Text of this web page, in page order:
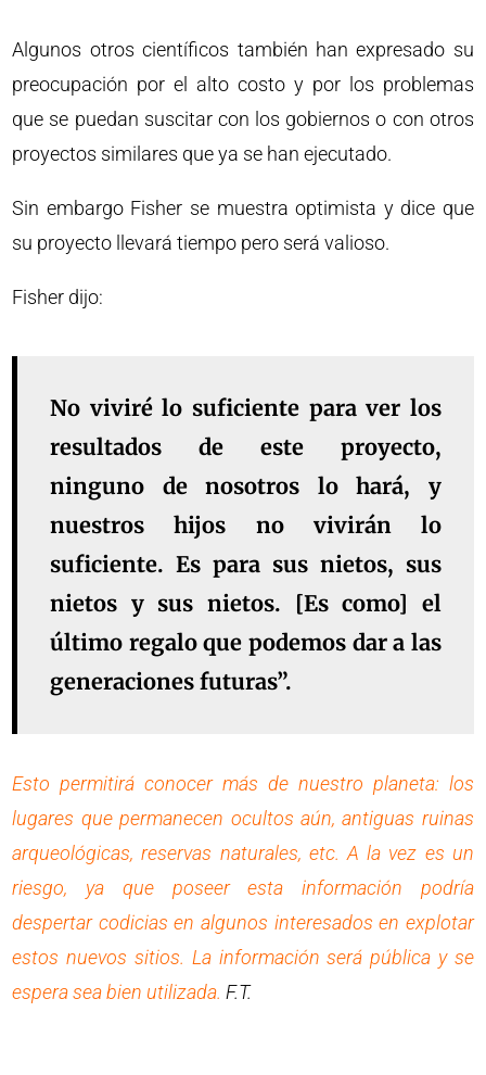
Algunos otros científicos también han expresado su
preocupación por el alto costo y por los problemas
que se puedan suscitar con los gobiernos o con otros
proyectos similares que ya se han ejecutado.
Sin embargo Fisher se muestra optimista y dice que
su proyecto llevará tiempo pero será valioso.
Fisher dijo:
No viviré lo suficiente para ver los
resultados de este proyecto,
ninguno de nosotros lo hará, y
nuestros hijos no vivirán lo
suficiente. Es para sus nietos, sus
nietos y sus nietos. [Es como] el
último regalo que podemos dar a las
generaciones futuras”.
Esto permitirá conocer más de nuestro planeta: los
lugares que permanecen ocultos aún, antiguas ruinas
arqueológicas, reservas naturales, etc. A la vez es un
riesgo, ya que poseer esta información podría
despertar codicias en algunos interesados en explotar
estos nuevos sitios. La información será pública y se
espera sea bien utilizada. F.T.